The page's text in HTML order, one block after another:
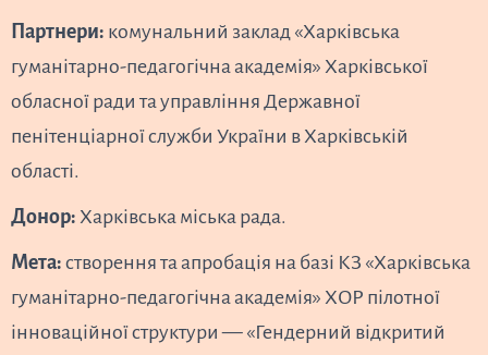
Партнери: комунальний заклад «Харківська
гуманітарно-педагогічна академія» Харківської
обласної ради та управління Державної
пенітенціарної служби України в Харківській
області.
Донор: Харківська міська рада.
Мета: створення та апробація на базі КЗ «Харківська
гуманітарно-педагогічна академія» ХОР пілотної
інноваційної структури — «Гендерний відкритий